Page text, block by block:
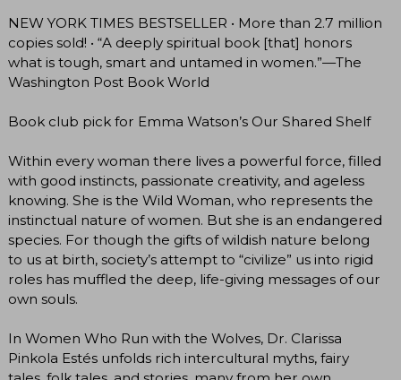
NEW YORK TIMES BESTSELLER • More than 2.7 million
copies sold! • “A deeply spiritual book [that] honors
what is tough, smart and untamed in women.”—The
Washington Post Book World
Book club pick for Emma Watson’s Our Shared Shelf
Within every woman there lives a powerful force, filled
with good instincts, passionate creativity, and ageless
knowing. She is the Wild Woman, who represents the
instinctual nature of women. But she is an endangered
species. For though the gifts of wildish nature belong
to us at birth, society’s attempt to “civilize” us into rigid
roles has muffled the deep, life-giving messages of our
own souls.
In Women Who Run with the Wolves, Dr. Clarissa
Pinkola Estés unfolds rich intercultural myths, fairy